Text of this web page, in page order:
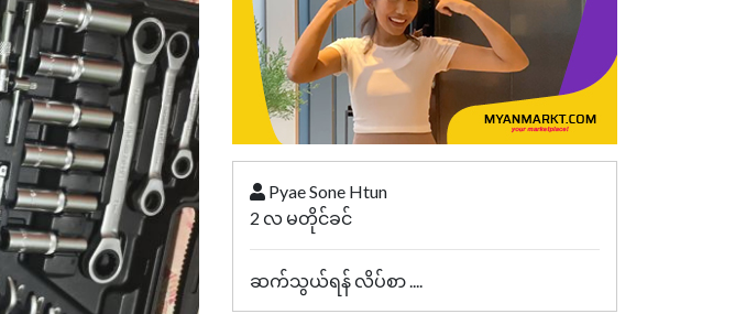
Pyae Sone Htun
2 လ မတိုင်ခင်
ဆက်သွယ်ရန် လိပ်စာ ....